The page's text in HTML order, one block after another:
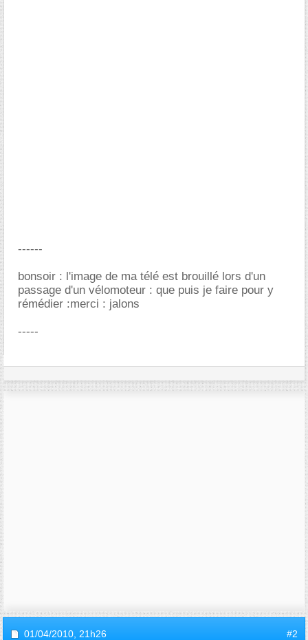
------
bonsoir : l'image de ma télé est brouillé lors d'un
passage d'un vélomoteur : que puis je faire pour y
rémédier :merci : jalons
-----
01/04/2010, 21h26 #2